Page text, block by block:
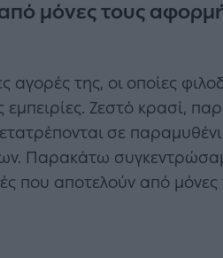
μόνες τους
αγορές της, οι οποίες
Ζεστό κρασί,
σε
Παρακάτω
που αποτελούν από